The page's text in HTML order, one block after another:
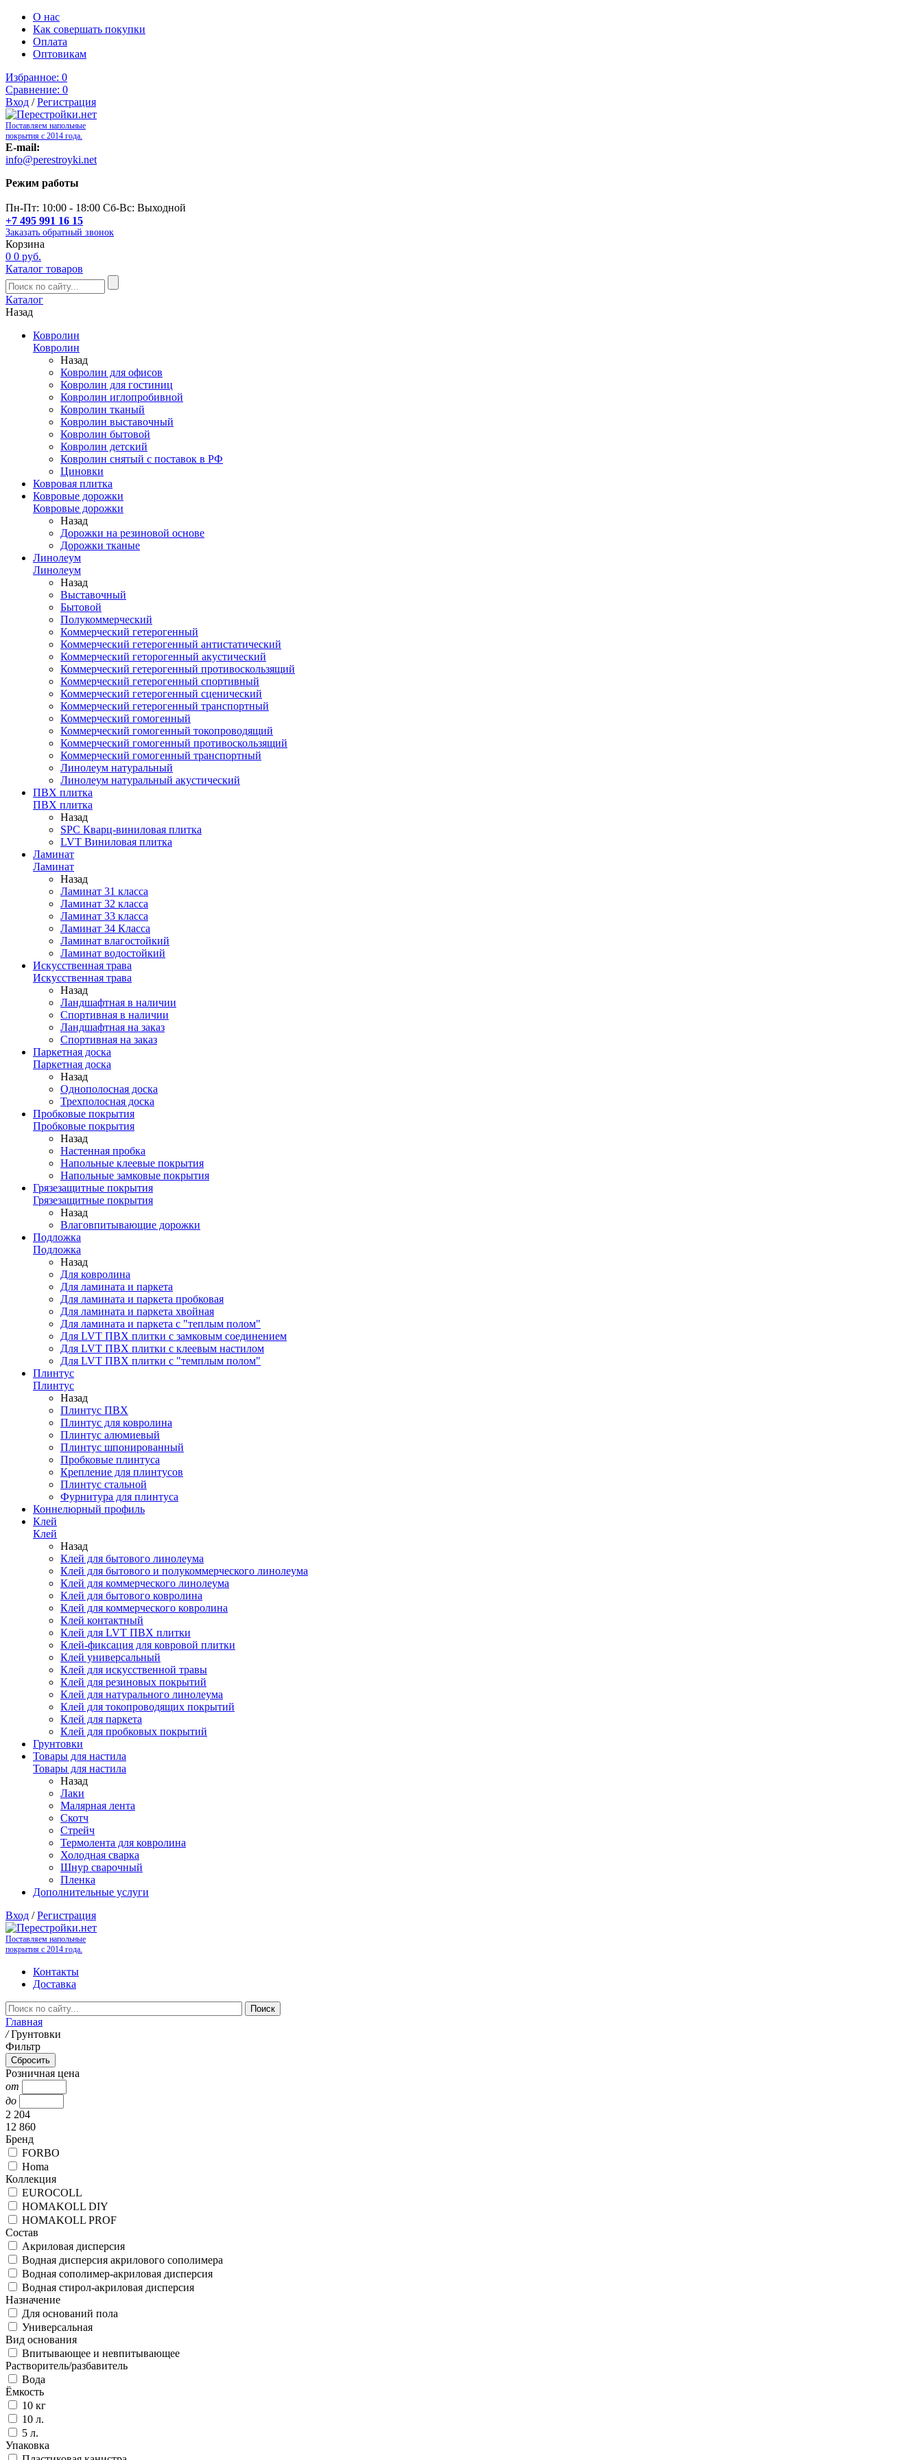
О нас
Как совершать покупки
Оплата
Оптовикам
Избранное: 0
Сравнение: 0
Вход /Регистрация
Поставляем напольные
покрытия с 2014 года.
E-mail:
info@perestroyki.net
Режим работы
Пн-Пт: 10:00 - 18:00 Сб-Вс: Выходной
+7 495 991 16 15
Заказать обратный звонок
Корзина
0 0 руб.
Каталог товаров
Каталог
Назад
Ковролин
Ковролин
Назад
Ковролин для офисов
Ковролин для гостиниц
Ковролин иглопробивной
Ковролин тканый
Ковролин выставочный
Ковролин бытовой
Ковролин детский
Ковролин снятый с поставок в РФ
Циновки
Ковровая плитка
Ковровые дорожки
Ковровые дорожки
Назад
Дорожки на резиновой основе
Дорожки тканые
Линолеум
Линолеум
Назад
Выставочный
Бытовой
Полукоммерческий
Коммерческий гетерогенный
Коммерческий гетерогенный антистатический
Коммерческий геторогенный акустический
Коммерческий гетерогенный противоскользящий
Коммерческий гетерогенный спортивный
Коммерческий гетерогенный сценический
Коммерческий гетерогенный транспортный
Коммерческий гомогенный
Коммерческий гомогенный токопроводящий
Коммерческий гомогенный противоскользящий
Коммерческий гомогенный транспортный
Линолеум натуральный
Линолеум натуральный акустический
ПВХ плитка
ПВХ плитка
Назад
SPC Кварц-виниловая плитка
LVT Виниловая плитка
Ламинат
Ламинат
Назад
Ламинат 31 класса
Ламинат 32 класса
Ламинат 33 класса
Ламинат 34 Класса
Ламинат влагостойкий
Ламинат водостойкий
Искусственная трава
Искусственная трава
Назад
Ландшафтная в наличии
Спортивная в наличии
Ландшафтная на заказ
Спортивная на заказ
Паркетная доска
Паркетная доска
Назад
Однополосная доска
Трехполосная доска
Пробковые покрытия
Пробковые покрытия
Назад
Настенная пробка
Напольные клеевые покрытия
Напольные замковые покрытия
Грязезащитные покрытия
Грязезащитные покрытия
Назад
Влаговпитывающие дорожки
Подложка
Подложка
Назад
Для ковролина
Для ламината и паркета
Для ламината и паркета пробковая
Для ламината и паркета хвойная
Для ламината и паркета с "теплым полом"
Для LVT ПВХ плитки с замковым соединением
Для LVT ПВХ плитки с клеевым настилом
Для LVT ПВХ плитки с "темплым полом"
Плинтус
Плинтус
Назад
Плинтус ПВХ
Плинтус для ковролина
Плинтус алюмиевый
Плинтус шпонированный
Пробковые плинтуса
Крепление для плинтусов
Плинтус стальной
Фурнитура для плинтуса
Коннелюрный профиль
Клей
Клей
Назад
Клей для бытового линолеума
Клей для бытового и полукоммерческого линолеума
Клей для коммерческого линолеума
Клей для бытового ковролина
Клей для коммерческого ковролина
Клей контактный
Клей для LVT ПВХ плитки
Клей-фиксация для ковровой плитки
Клей универсальный
Клей для искусственной травы
Клей для резиновых покрытий
Клей для натурального линолеума
Клей для токопроводящих покрытий
Клей для паркета
Клей для пробковых покрытий
Грунтовки
Товары для настила
Товары для настила
Назад
Лаки
Малярная лента
Скотч
Стрейч
Термолента для ковролина
Холодная сварка
Шнур сварочный
Пленка
Дополнительные услуги
Вход /Регистрация
Поставляем напольные
покрытия с 2014 года.
Контакты
Доставка
Главная
/ Грунтовки
Фильтр
Розничная цена
от
до
2 204
12 860
Бренд
FORBO
Homa
Коллекция
EUROCOLL
HOMAKOLL DIY
HOMAKOLL PROF
Состав
Акриловая дисперсия
Водная дисперсия акрилового сополимера
Водная сополимер-акриловая дисперсия
Водная стирол-акриловая дисперсия
Назначение
Для оснований пола
Универсальная
Вид основания
Впитывающее и невпитывающее
Растворитель/разбавитель
Вода
Ёмкость
10 кг
10 л.
5 л.
Упаковка